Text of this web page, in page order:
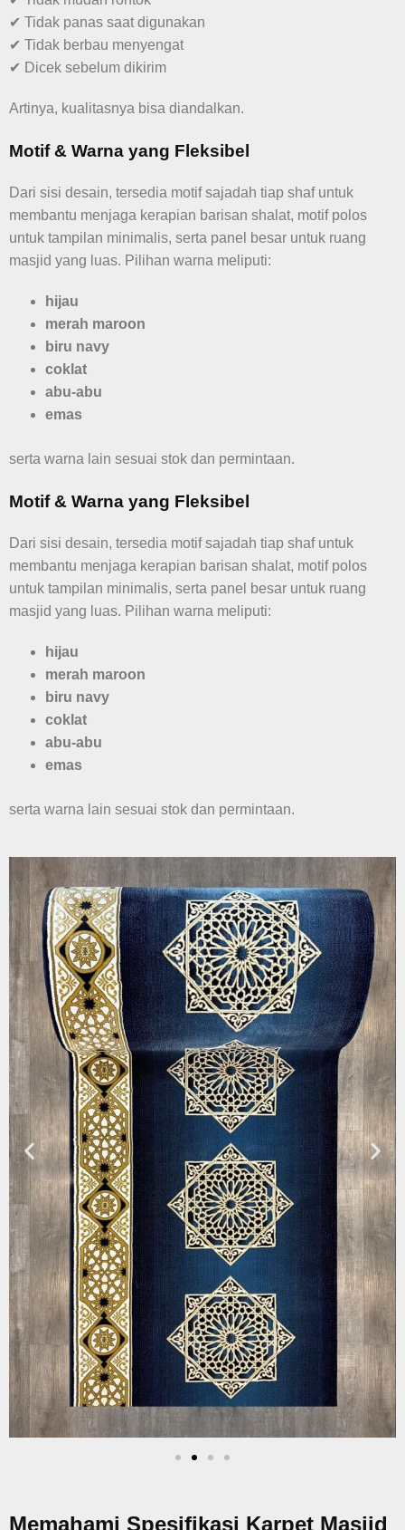
✔ Tidak panas saat digunakan
✔ Tidak berbau menyengat
✔ Dicek sebelum dikirim
Artinya, kualitasnya bisa diandalkan.
Motif & Warna yang Fleksibel
Dari sisi desain, tersedia motif sajadah tiap shaf untuk
membantu menjaga kerapian barisan shalat, motif polos
untuk tampilan minimalis, serta panel besar untuk ruang
masjid yang luas. Pilihan warna meliputi:
hijau
merah maroon
biru navy
coklat
abu-abu
emas
serta warna lain sesuai stok dan permintaan.
Motif & Warna yang Fleksibel
Dari sisi desain, tersedia motif sajadah tiap shaf untuk
membantu menjaga kerapian barisan shalat, motif polos
untuk tampilan minimalis, serta panel besar untuk ruang
masjid yang luas. Pilihan warna meliputi:
hijau
merah maroon
biru navy
coklat
abu-abu
emas
serta warna lain sesuai stok dan permintaan.
Memahami Spesifikasi Karpet Masjid